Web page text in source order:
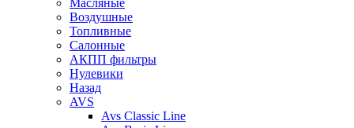
Воздушные
Топливные
Салонные
АКПП фильтры
Нулевики
Назад
AVS
Avs Classic Line